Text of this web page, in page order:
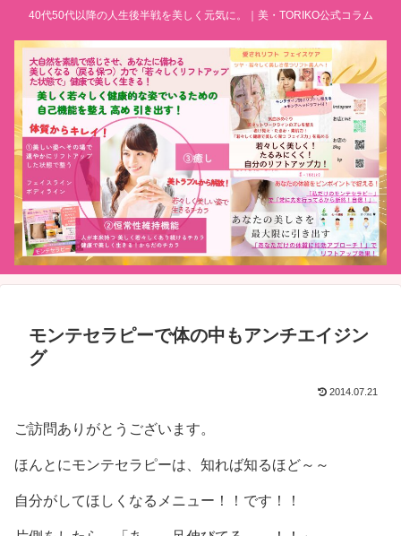
40代50代以降の人生後半戦を美しく元気に。｜美・TORIKO公式コラム
モンテセラピーで体の中もアンチエイジン
グ
2014.07.21
ご訪問ありがとうございます。
ほんとにモンテセラピーは、知れば知るほど～～
自分がしてほしくなるメニュー！！です！！